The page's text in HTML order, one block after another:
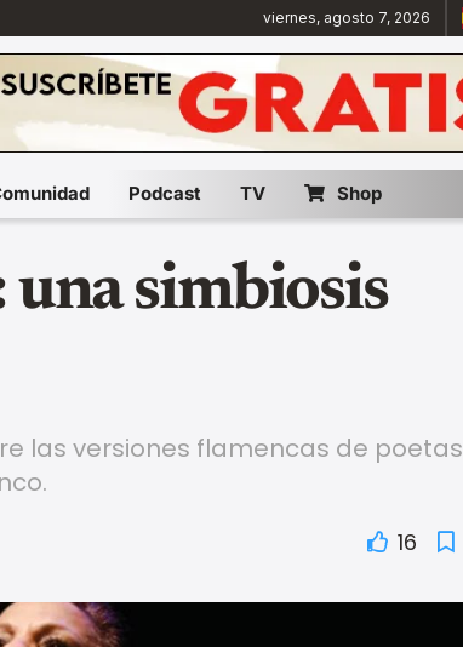
viernes, agosto 7, 2026
Podcast TV Shop
una simbiosis
las versiones flamencas de poetas
16